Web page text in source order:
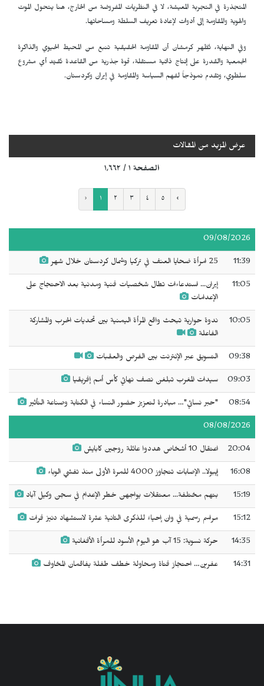
المتجذرة في التجربة المعيشة، لا في النظريات المفروضة من الخارج، هنا يتحول الموت
والهوية والمقاومة إلى أدوات لإعادة تعريف السلطة ومساحاتها.
وفي النهاية، تُظهر كرمشان أن المقاومة الحقيقية تنبع من المحيط الحيوي والذاكرة
الجمعية والقدرة على إنتاج ذاتية مستقلة، قوة جذرية من القاعدة تُقيّد أي مشروع
سلطوي، وتقدم نموذجاً لفهم السياسة والمقاومة في إيران وكردستان.
عرض المزيد من المقالات
الصفحة ١ / ١٬٦٦٢
‹ ١ ٢ ٣ ٤ ٥ ›
09/08/2026
11:39 25 امرأة ضحايا العنف في تركيا وشمال كردستان خلال شهر
11:05
إيران... استدعاءات تطال شخصيات فنية ومدنية بعد الاحتجاج على
الإعدامات
10:05
ندوة حوارية تبحث واقع المرأة اليمنية بين تحديات الحرب والمشاركة
الفاعلة
09:38 التسويق عبر الإنترنت بين الفرص والعقبات
09:03 سيدات المغرب تبلغن نصف نهائي كأس أمم إفريقيا
08:54 "حبر نسائي"… مبادرة لتعزيز حضور النساء في الكتابة وصناعة التأثير
08/08/2026
20:04 اعتقال 10 أشخاص هددوا عائلة روجين كابايش
16:08 إيبولا.. الإصابات تتجاوز 4000 للمرة الأولى منذ تفشي الوباء
15:19 بتهم مختلفة... معتقلات يواجهن خطر الإعدام في سجن وكيل آباد
15:12 مراسم رسمية في وان إحياءً للذكرى الثانية عشرة لاستشهاد دنيز فرات
14:35 حركة نسوية: 15 آب هو اليوم الأسود للمرأة الأفغانية
14:31 عفرين… احتجاز فتاة ومحاولة خطف طفلة يفاقمان المخاوف